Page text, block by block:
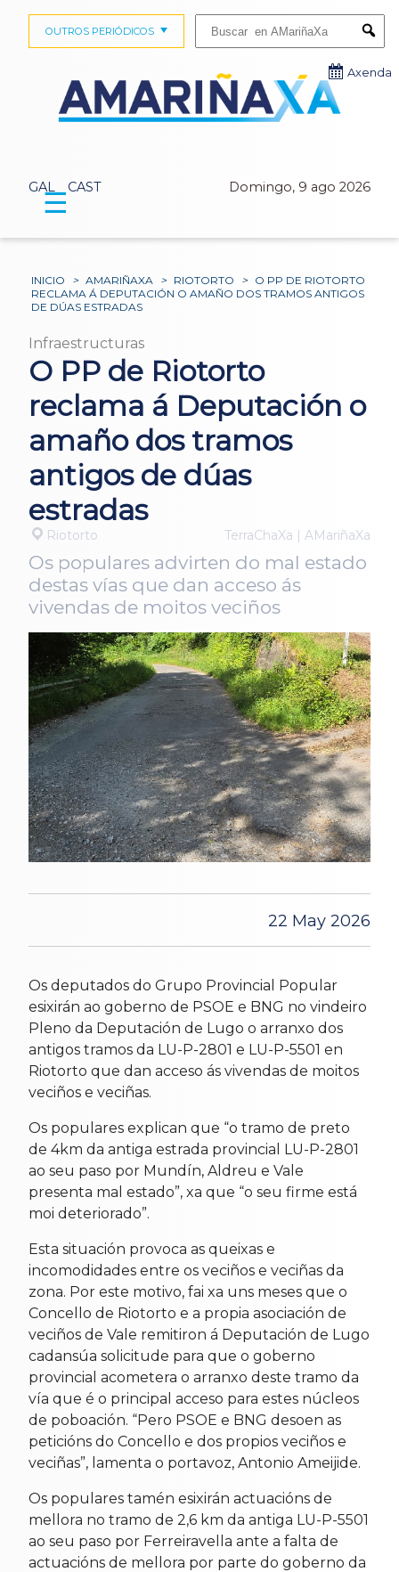
GAL CAST Domingo, 9 ago 2026
OUTROS PERIÓDICOS
Axenda
☰
INICIO > AMARIÑAXA > RIOTORTO > O PP DE RIOTORTO
RECLAMA Á DEPUTACIÓN O AMAÑO DOS TRAMOS ANTIGOS
DE DÚAS ESTRADAS
Infraestructuras
O PP de Riotorto
reclama á Deputación o
amaño dos tramos
antigos de dúas
estradas
Riotorto TerraChaXa | AMariñaXa
Os populares advirten do mal estado
destas vías que dan acceso ás
vivendas de moitos veciños
22 May 2026
Os deputados do Grupo Provincial Popular
esixirán ao goberno de PSOE e BNG no vindeiro
Pleno da Deputación de Lugo o arranxo dos
antigos tramos da LU-P-2801 e LU-P-5501 en
Riotorto que dan acceso ás vivendas de moitos
veciños e veciñas.
Os populares explican que “o tramo de preto
de 4km da antiga estrada provincial LU-P-2801
ao seu paso por Mundín, Aldreu e Vale
presenta mal estado”, xa que “o seu firme está
moi deteriorado”.
Esta situación provoca as queixas e
incomodidades entre os veciños e veciñas da
zona. Por este motivo, fai xa uns meses que o
Concello de Riotorto e a propia asociación de
veciños de Vale remitiron á Deputación de Lugo
cadansúa solicitude para que o goberno
provincial acometera o arranxo deste tramo da
vía que é o principal acceso para estes núcleos
de poboación. “Pero PSOE e BNG desoen as
peticións do Concello e dos propios veciños e
veciñas”, lamenta o portavoz, Antonio Ameijide.
Os populares tamén esixirán actuacións de
mellora no tramo de 2,6 km da antiga LU-P-5501
ao seu paso por Ferreiravella ante a falta de
actuacións de mellora por parte do goberno da